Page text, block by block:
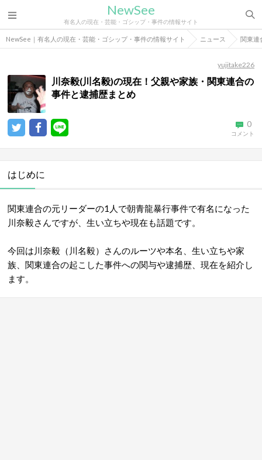
NewSee
有名人の現在・芸能・ゴシップ・事件の情報サイト
NewSee｜有名人の現在・芸能・ゴシップ・事件の情報サイト ニュース 関東連
yujitake226
川奈毅(川名毅)の現在！父親や家族・関東連合の
事件と逮捕歴まとめ
0
コメント
はじめに
関東連合の元リーダーの1人で朝青龍暴行事件で有名になった
川奈毅さんですが、生い立ちや現在も話題です。
今回は川奈毅（川名毅）さんのルーツや本名、生い立ちや家
族、関東連合の起こした事件への関与や逮捕歴、現在を紹介し
ます。